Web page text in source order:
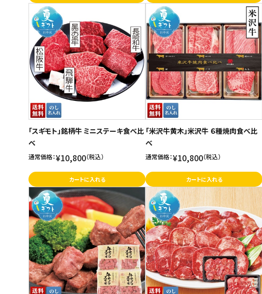
「スギモト」銘柄牛 ミニステーキ食べ比
べ
通常価格：¥10,800（税込）
カートに入れる
「米沢牛黄木」米沢牛 ６種焼肉食べ比
べ
通常価格：¥10,800（税込）
カートに入れる